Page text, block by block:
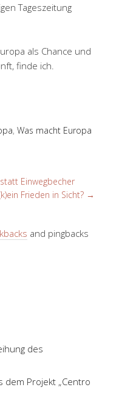
Tageszeitung
als Chance und
finde ich.
, Was macht Europa
Einwegbecher
Frieden in Sicht? →
and pingbacks
des
dem Projekt „Centro